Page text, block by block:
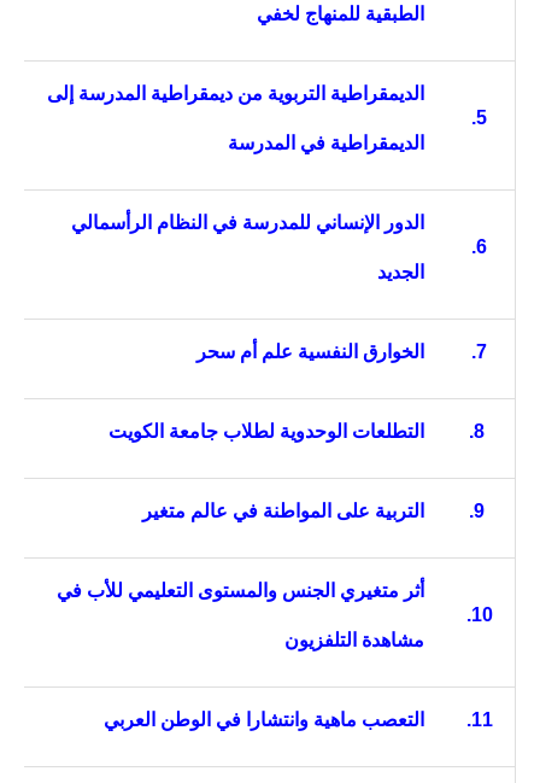
الطبقية للمنهاج لخفي
5.
الديمقراطية التربوية من ديمقراطية المدرسة إلى
الديمقراطية في المدرسة
6.
الدور الإنساني للمدرسة في النظام الرأسمالي
الجديد
7. الخوارق النفسية علم أم سحر
8. التطلعات الوحدوية لطلاب جامعة الكويت
9. التربية على المواطنة في عالم متغير
10.
أثر متغيري الجنس والمستوى التعليمي للأب في
مشاهدة التلفزيون
11. التعصب ماهية وانتشارا في الوطن العربي